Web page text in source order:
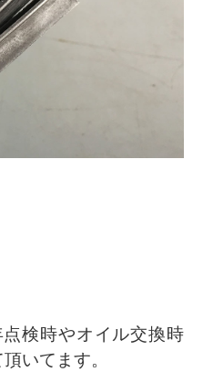
検時やオイル交換時
いてます。